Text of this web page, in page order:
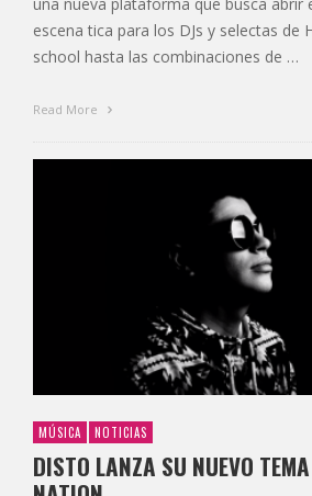
una nueva plataforma que busca abrir
escena tica para los DJs y selectas de
school hasta las combinaciones de …
Read More
MÚSICA NOTICIAS
DISTO LANZA SU NUEVO